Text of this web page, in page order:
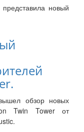
новый
обзор новых
Twin Tower от